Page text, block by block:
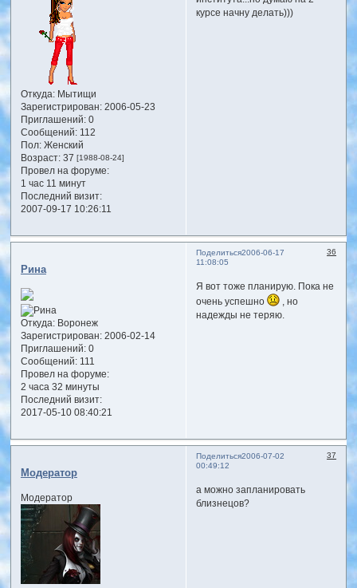
Откуда:Мытищи
Зарегистрирован: 2006-05-23
Приглашений:0
Сообщений:112
Пол:Женский
Возраст:37 [1988-08-24]
Провел на форуме:
1 час 11 минут
Последний визит:
2007-09-17 10:26:11
курсе начну делать)))
Поделиться 36
2006-06-17
11:08:05
Рина
Откуда:Воронеж
Зарегистрирован: 2006-02-14
Приглашений:0
Сообщений:111
Провел на форуме:
2 часа 32 минуты
Последний визит:
2017-05-10 08:40:21
Я вот тоже планирую. Пока не
очень успешно
, но
надежды не теряю.
Поделиться 37
2006-07-02
00:49:12
Модератор
Модератор
а можно запланировать
близнецов?